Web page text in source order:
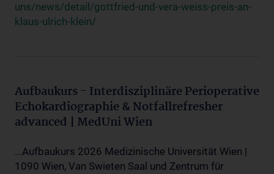
uns/news/detail/gottfried-und-vera-weiss-preis-an-
klaus-ulrich-klein/
Aufbaukurs - Interdisziplinäre Perioperative
Echokardiographie & Notfallrefresher
advanced | MedUni Wien
...Aufbaukurs 2026 Medizinische Universität Wien |
1090 Wien, Van Swieten Saal und Zentrum für